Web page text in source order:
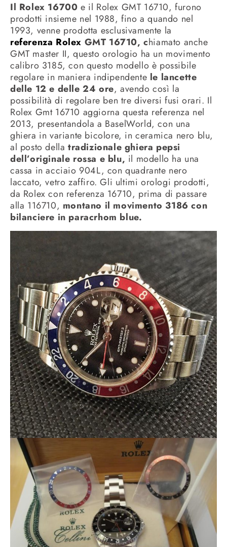
Il Rolex 16700 e il Rolex GMT 16710, furono
prodotti insieme nel 1988, fino a quando nel
1993, venne prodotta esclusivamente la
referenza Rolex GMT 16710, chiamato anche
GMT master II, questo orologio ha un movimento
calibro 3185, con questo modello è possibile
regolare in maniera indipendente le lancette
delle 12 e delle 24 ore, avendo così la
possibilità di regolare ben tre diversi fusi orari. Il
Rolex Gmt 16710 aggiorna questa referenza nel
2013, presentandola a BaselWorld, con una
ghiera in variante bicolore, in ceramica nero blu,
al posto della tradizionale ghiera pepsi
dell’originale rossa e blu, il modello ha una
cassa in acciaio 904L, con quadrante nero
laccato, vetro zaffiro. Gli ultimi orologi prodotti,
da Rolex con referenza 16710, prima di passare
alla 116710, montano il movimento 3186 con
bilanciere in paracrhom blue.